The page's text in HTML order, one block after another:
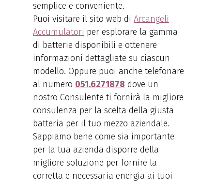
semplice e conveniente.
Puoi visitare il sito web di Arcangeli
Accumulatori per esplorare la gamma
di batterie disponibili e ottenere
informazioni dettagliate su ciascun
modello. Oppure puoi anche telefonare
al numero 051.6271878 dove un
nostro Consulente ti fornirà la migliore
consulenza per la scelta della giusta
batteria per il tuo mezzo aziendale.
Sappiamo bene come sia importante
per la tua azienda disporre della
migliore soluzione per fornire la
corretta e necessaria energia ai tuoi